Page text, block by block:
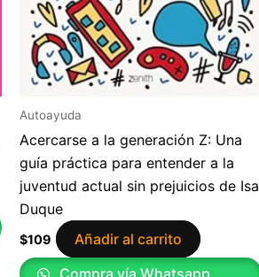
Autoayuda
Acercarse a la generación Z: Una
guía práctica para entender a la
juventud actual sin prejuicios de Isa
Duque
$109
Añadir al carrito